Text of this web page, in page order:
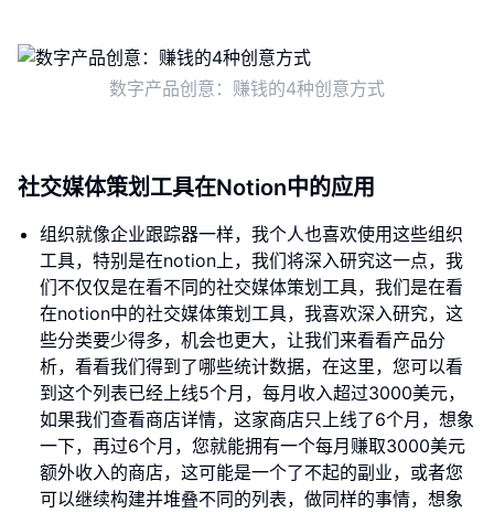
数字产品创意：赚钱的4种创意方式
社交媒体策划工具在Notion中的应用
组织就像企业跟踪器一样，我个人也喜欢使用这些组织
工具，特别是在notion上，我们将深入研究这一点，我
们不仅仅是在看不同的社交媒体策划工具，我们是在看
在notion中的社交媒体策划工具，我喜欢深入研究，这
些分类要少得多，机会也更大，让我们来看看产品分
析，看看我们得到了哪些统计数据，在这里，您可以看
到这个列表已经上线5个月，每月收入超过3000美元，
如果我们查看商店详情，这家商店只上线了6个月，想象
一下，再过6个月，您就能拥有一个每月赚取3000美元
额外收入的商店，这可能是一个了不起的副业，或者您
可以继续构建并堆叠不同的列表，做同样的事情，想象